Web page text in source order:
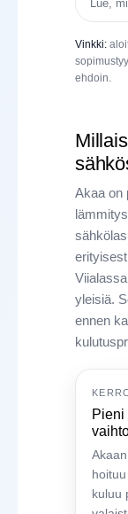
Lue,
Vinkki:
ehdoin.
Akaa on
yleisiä.
ennen
Pieni
kuluu